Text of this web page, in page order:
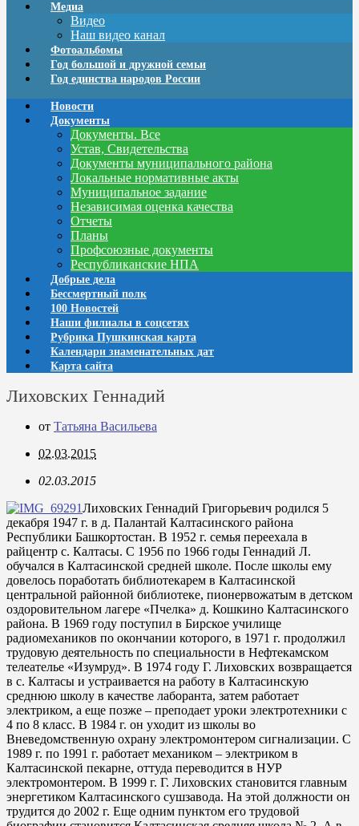
Медиа
Видео
Наш видео канал
Фотоальбомы
Год большой и дружной семьи
Год единства народов России
Новости
Документы
Документы. Все
Устав, Свидетельства
Документы муниципального района
Локальные нормативные акты
Муниципальное задание
Независимая оценка качества
Отчеты
Планы
Профсоюзные документы
Республиканские НПА
Добрые дела
Бессмертный полк
100 Новостей
Наши филиалы в соцсетях
Рубрика Пушкинская карта
Календари знаменательных дат
Карта сайта
Лиховских Геннадий
от Татьяна Васильева
02.03.2015
02.03.2015
Лиховских Геннадий Григорьевич родился 5
декабря 1947 г. в д. Палантай Калтасинского района
Республики Башкортостан. В 1952 г. семья переехала в
райцентр с. Калтасы. С 1956 по 1966 годы Геннадий Л.
обучался в Калтасинской средней школе. После школы ему
довелось поработать библиотекарем в Калтасинской
центральной районной библиотеке, пионервожатым в детском
оздоровительном лагере «Пчелка» д. Кошкино Калтасинского
района. В 1969 году поступил в Бирское училище
радиомехаников по окончании которого, в 1971 г. продолжил
трудовую деятельность по специальности в Нефтекамском
телеателье «Изумруд». В 1974 году Г. Лиховских возвращается
в с. Калтасы и устраивается на работу в Калтасинскую
среднюю школу в качестве лаборанта, затем работает
электриком, а еще позже – преподает уроки электротехники с
4 по 8 класс. В 1984 г. он уходит из школы во
Вневедомственную охрану электромонтером сигнализации. С
1989 г. по 1991 г. работает механиком – электриком в
Калтасинской пекарне, оттуда переводится в НУР
электромонтером. В 1999 г. Г. Лиховских становится главным
энергетиком Калтасинского сушзавода. На этой должности он
трудится до 2002 г. Еще одним пунктом его трудовой